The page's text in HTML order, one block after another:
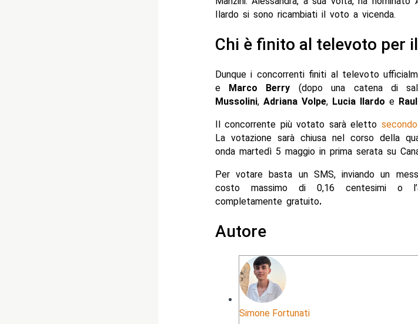
Ilardo si sono ricambiati il voto a vicenda.
Chi è finito al televoto per
Dunque i concorrenti finiti al televoto
e
Marco Berry (dopo una catena di
Mussolini, Adriana Volpe, Lucia Ilardo e Raul
Il concorrente più votato sarà eletto
La votazione sarà chiusa nel corso della
onda martedì 5 maggio in prima serata su
Per votare basta un SMS, inviando un
costo massimo di 0,16 centesimi o
completamente gratuito.
Autore
Simone Fortunati